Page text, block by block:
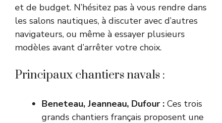
et de budget. N’hésitez pas à vous rendre dans
les salons nautiques, à discuter avec d’autres
navigateurs, ou même à essayer plusieurs
modèles avant d’arrêter votre choix.
Principaux chantiers navals :
Beneteau, Jeanneau, Dufour : Ces trois
grands chantiers français proposent une